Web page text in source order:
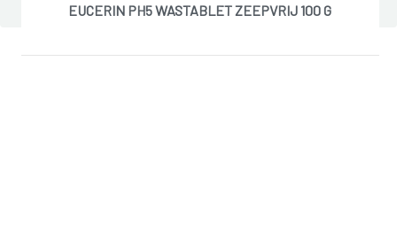
EUCERIN PH5 WASTABLET ZEEPVRIJ 100 G